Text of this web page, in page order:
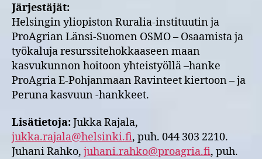
Järjestäjät:
Helsingin yliopiston Ruralia-instituutin ja
ProAgrian Länsi-Suomen OSMO – Osaamista ja
työkaluja resurssitehokkaaseen maan
kasvukunnon hoitoon yhteistyöllä –hanke
ProAgria E-Pohjanmaan Ravinteet kiertoon – ja
Peruna kasvuun -hankkeet.
Lisätietoja:Jukka Rajala,
jukka.rajala@helsinki.fi, puh. 044 303 2210.
Juhani Rahko, juhani.rahko@proagria.fi, puh.